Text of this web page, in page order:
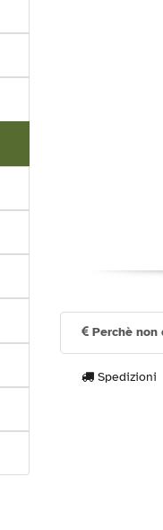
Perchè non
Spedizioni